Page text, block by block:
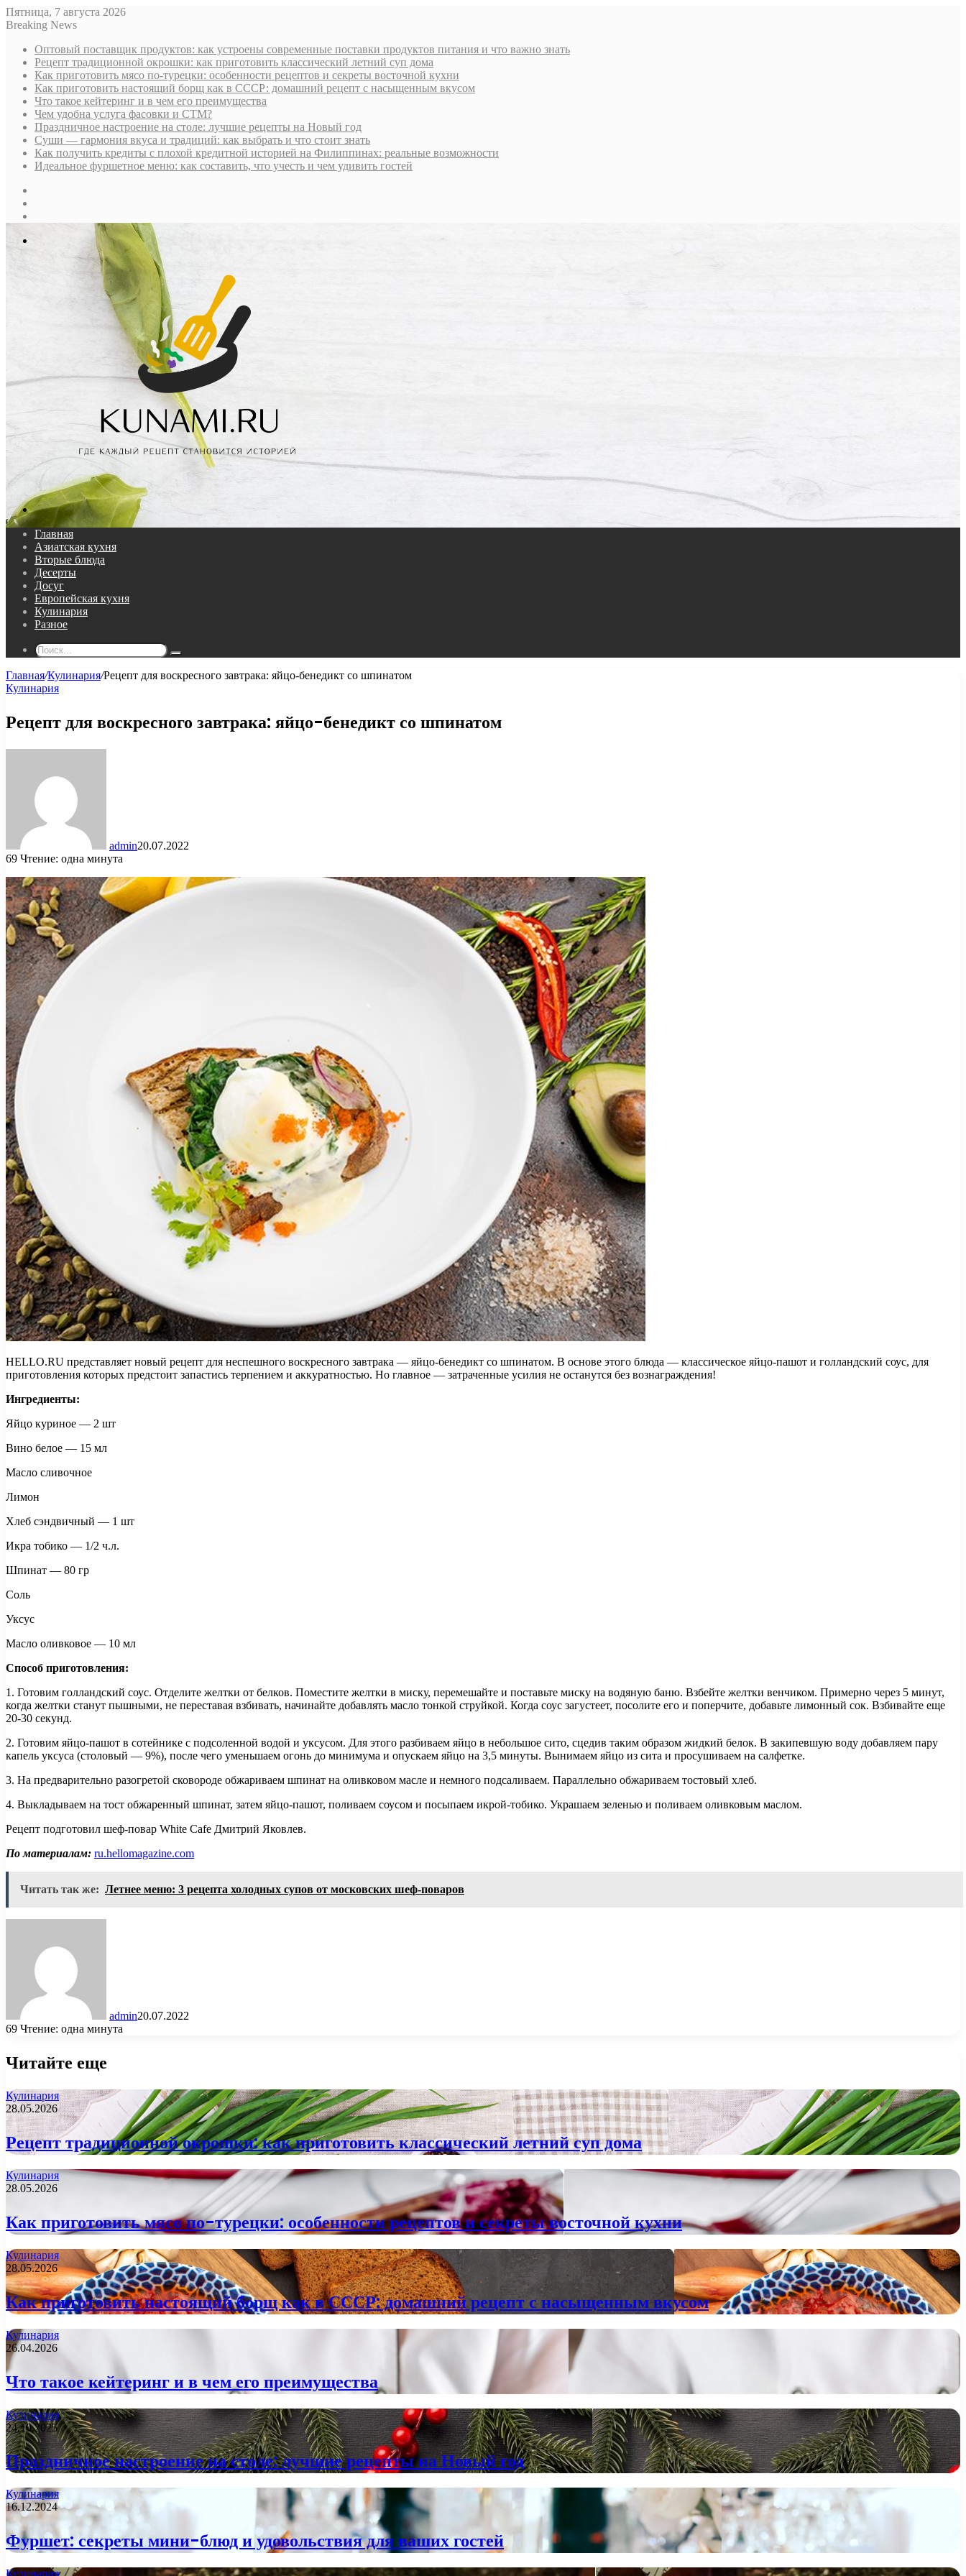
Пятница, 7 августа 2026
Breaking News
Оптовый поставщик продуктов: как устроены современные поставки продуктов питания и что важно знать
Рецепт традиционной окрошки: как приготовить классический летний суп дома
Как приготовить мясо по-турецки: особенности рецептов и секреты восточной кухни
Как приготовить настоящий борщ как в СССР: домашний рецепт с насыщенным вкусом
Что такое кейтеринг и в чем его преимущества
Чем удобна услуга фасовки и СТМ?
Праздничное настроение на столе: лучшие рецепты на Новый год
Суши — гармония вкуса и традиций: как выбрать и что стоит знать
Как получить кредиты с плохой кредитной историей на Филиппинах: реальные возможности
Идеальное фуршетное меню: как составить, что учесть и чем удивить гостей
Поиск...
Главная
Азиатская кухня
Вторые блюда
Десерты
Досуг
Европейская кухня
Кулинария
Разное
Поиск...
Главная/Кулинария/Рецепт для воскресного завтрака: яйцо-бенедикт со шпинатом
Кулинария
Рецепт для воскресного завтрака: яйцо-бенедикт со шпинатом
admin20.07.2022
69 Чтение: одна минута
HELLO.RU представляет новый рецепт для неспешного воскресного завтрака — яйцо-бенедикт со шпинатом. В основе этого блюда — классическое яйцо-пашот и голландский соус, для
приготовления которых предстоит запастись терпением и аккуратностью. Но главное — затраченные усилия не останутся без вознаграждения!
Ингредиенты:
Яйцо куриное — 2 шт
Вино белое — 15 мл
Масло сливочное
Лимон
Хлеб сэндвичный — 1 шт
Икра тобико — 1/2 ч.л.
Шпинат — 80 гр
Соль
Уксус
Масло оливковое — 10 мл
Способ приготовления:
1. Готовим голландский соус. Отделите желтки от белков. Поместите желтки в миску, перемешайте и поставьте миску на водяную баню. Взбейте желтки венчиком. Примерно через 5 минут,
когда желтки станут пышными, не переставая взбивать, начинайте добавлять масло тонкой струйкой. Когда соус загустеет, посолите его и поперчите, добавьте лимонный сок. Взбивайте еще
20-30 секунд.
2. Готовим яйцо-пашот в сотейнике с подсоленной водой и уксусом. Для этого разбиваем яйцо в небольшое сито, сцедив таким образом жидкий белок. В закипевшую воду добавляем пару
капель уксуса (столовый — 9%), после чего уменьшаем огонь до минимума и опускаем яйцо на 3,5 минуты. Вынимаем яйцо из сита и просушиваем на салфетке.
3. На предварительно разогретой сковороде обжариваем шпинат на оливковом масле и немного подсаливаем. Параллельно обжариваем тостовый хлеб.
4. Выкладываем на тост обжаренный шпинат, затем яйцо-пашот, поливаем соусом и посыпаем икрой-тобико. Украшаем зеленью и поливаем оливковым маслом.
Рецепт подготовил шеф-повар White Cafe Дмитрий Яковлев.
По материалам: ru.hellomagazine.com
Читать так же: Летнее меню: 3 рецепта холодных супов от московских шеф-поваров
admin20.07.2022
69 Чтение: одна минута
Читайте еще
Кулинария
28.05.2026
Рецепт традиционной окрошки: как приготовить классический летний суп дома
Кулинария
28.05.2026
Как приготовить мясо по-турецки: особенности рецептов и секреты восточной кухни
Кулинария
28.05.2026
Как приготовить настоящий борщ как в СССР: домашний рецепт с насыщенным вкусом
Кулинария
26.04.2026
Что такое кейтеринг и в чем его преимущества
Кулинария
24.10.2025
Праздничное настроение на столе: лучшие рецепты на Новый год
Кулинария
16.12.2024
Фуршет: секреты мини-блюд и удовольствия для ваших гостей